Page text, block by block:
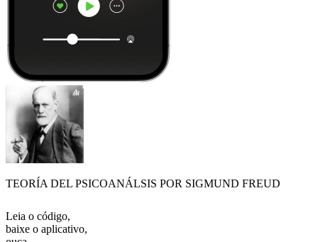
TEORÍA DEL PSICOANÁLSIS POR SIGMUND FREUD
Leia o código,
baixe o aplicativo,